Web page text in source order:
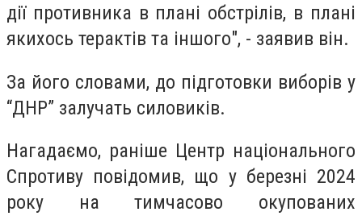
дії противника в плані обстрілів, в плані
якихось терактів та іншого", - заявив він.
За його словами, до підготовки виборів у
“ДНР” залучать силовиків.
Нагадаємо, раніше Центр національного
Спротиву повідомив, що у березні 2024
року на тимчасово окупованих